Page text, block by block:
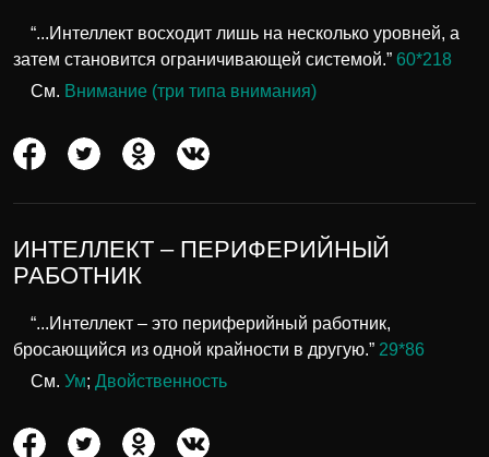
“...Интеллект восходит лишь на несколько уровней, а
затем становится ограничивающей системой.” 60*218
См. Внимание (три типа внимания)
ИНТЕЛЛЕКТ – ПЕРИФЕРИЙНЫЙ
РАБОТНИК
“...Интеллект – это периферийный работник,
бросающийся из одной крайности в другую.” 29*86
См. Ум; Двойственность